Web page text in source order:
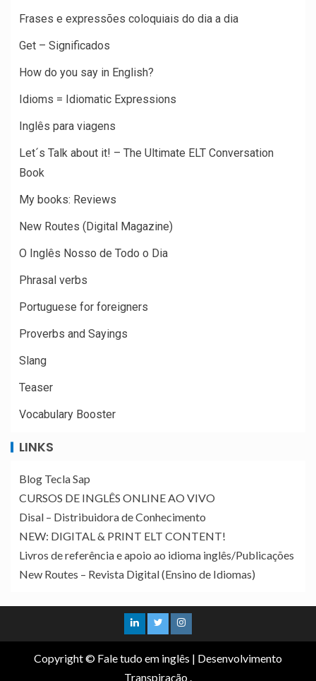
Frases e expressões coloquiais do dia a dia
Get – Significados
How do you say in English?
Idioms = Idiomatic Expressions
Inglês para viagens
Let´s Talk about it! – The Ultimate ELT Conversation
Book
My books: Reviews
New Routes (Digital Magazine)
O Inglês Nosso de Todo o Dia
Phrasal verbs
Portuguese for foreigners
Proverbs and Sayings
Slang
Teaser
Vocabulary Booster
LINKS
Blog Tecla Sap
CURSOS DE INGLÊS ONLINE AO VIVO
Disal – Distribuidora de Conhecimento
NEW: DIGITAL & PRINT ELT CONTENT!
Livros de referência e apoio ao idioma inglês/Publicações
New Routes – Revista Digital (Ensino de Idiomas)
Copyright © Fale tudo em inglês | Desenvolvimento
Transpiração.